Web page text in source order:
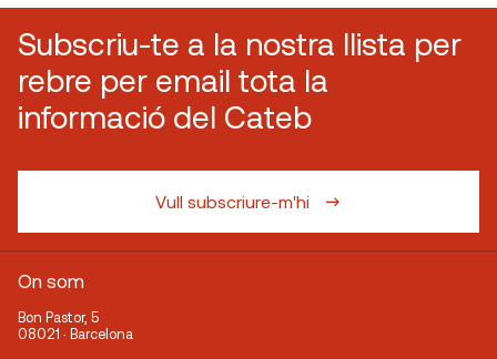
Subscriu-te a la nostra llista per
rebre per email tota la
informació del Cateb
Vull subscriure-m'hi
On som
Bon Pastor, 5
08021 · Barcelona